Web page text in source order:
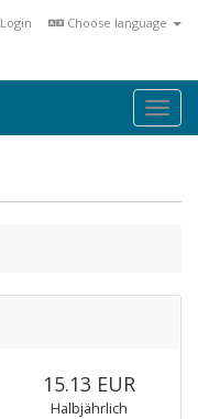
Choose language
Login
15.13 EUR
Halbjährlich